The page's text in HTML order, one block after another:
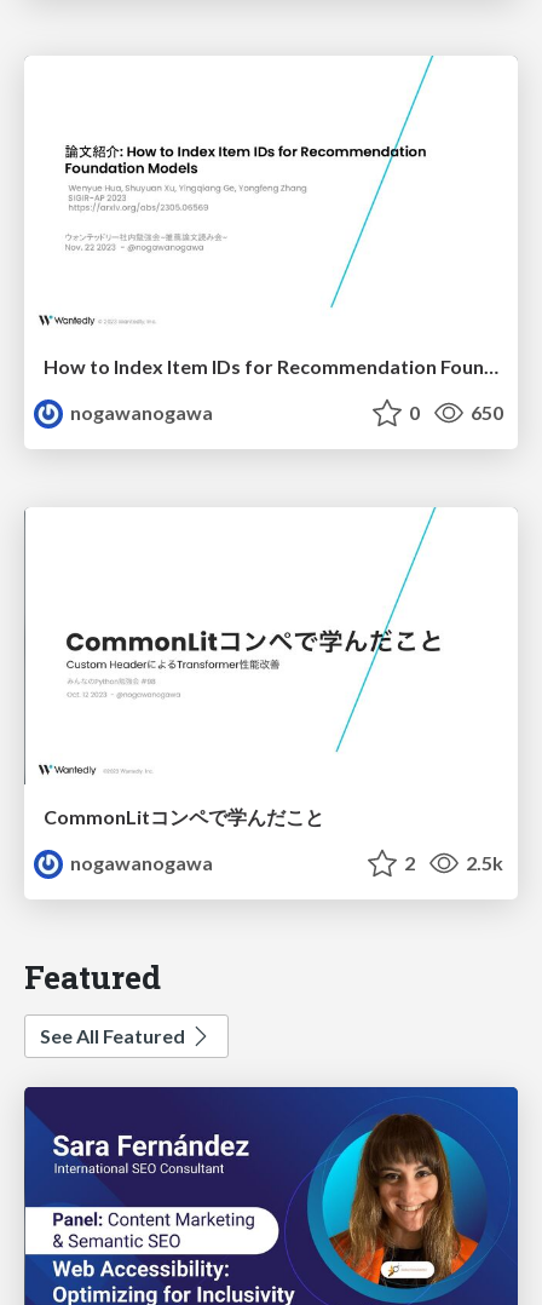
nogawanogawa
0 650
CommonLitコンペで学んだこと
nogawanogawa
2 2.5k
Featured
See All Featured